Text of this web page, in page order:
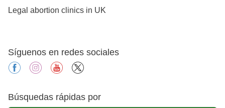
Legal abortion clinics in UK
Síguenos en redes sociales
facebookinstagramyoutube
Búsquedas rápidas por